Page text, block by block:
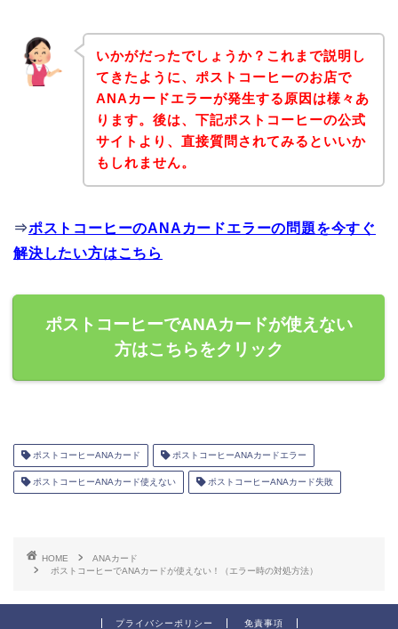
いかがだったでしょうか？これまで説明し
てきたように、ポストコーヒーのお店で
ANAカードエラーが発生する原因は様々あ
ります。後は、下記ポストコーヒーの公式
サイトより、直接質問されてみるといいか
もしれません。
⇒ポストコーヒーのANAカードエラーの問題を今すぐ
解決したい方はこちら
ポストコーヒーでANAカードが使えない
方はこちらをクリック
ポストコーヒーANAカード ポストコーヒーANAカードエラー
ポストコーヒーANAカード使えない ポストコーヒーANAカード失敗
HOME
ANAカード
ポストコーヒーでANAカードが使えない！（エラー時の対処方法）
プライバシーポリシー 免責事項